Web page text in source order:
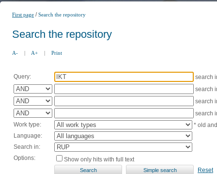
First page /Search the repository
Search the repository
A- | A+ | Print
Query:
search
search
search
search
Work type:
* old
Language:
Search in:
Options:
Show only hits with full text
Reset